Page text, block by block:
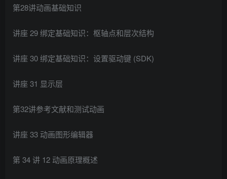
第28讲动画基础知识
讲座 29 绑定基础知识：枢轴点和层次结构
讲座 30 绑定基础知识：设置驱动键 (SDK)
讲座 31 显示层
第32讲参考文献和测试动画
讲座 33 动画图形编辑器
第 34 讲 12 动画原理概述